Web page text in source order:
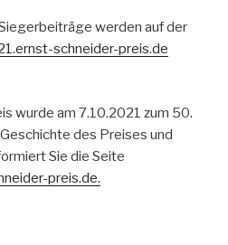
werden auf der
schneider-preis.de
wurde am 7.10.2021 zum 50.
des Preises und
Sie die Seite
preis.de.